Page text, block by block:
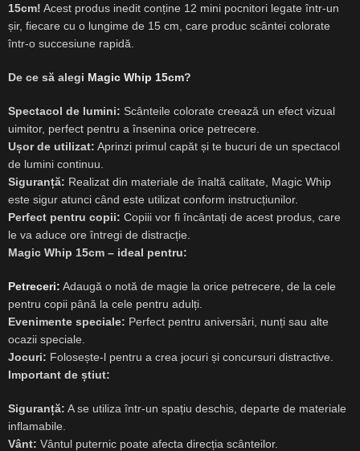
15cm! Acest produs inedit conține 12 mini pocnitori legate într-un
șir, fiecare cu o lungime de 15 cm, care produc scântei colorate
într-o succesiune rapidă.
De ce să alegi Magic Whip 15cm?
Spectacol de lumini: Scânteile colorate creează un efect vizual
uimitor, perfect pentru a însenina orice petrecere.
Ușor de utilizat: Aprinzi primul capăt și te bucuri de un spectacol
de lumini continuu.
Siguranță: Realizat din materiale de înaltă calitate, Magic Whip
este sigur atunci când este utilizat conform instrucțiunilor.
Perfect pentru copii: Copiii vor fi încântați de acest produs, care
le va aduce ore întregi de distracție.
Magic Whip 15cm – ideal pentru:
Petreceri: Adaugă o notă de magie la orice petrecere, de la cele
pentru copii până la cele pentru adulți.
Evenimente speciale: Perfect pentru aniversări, nunți sau alte
ocazii speciale.
Jocuri: Folosește-l pentru a crea jocuri și concursuri distractive.
Important de știut:
Siguranță: A se utiliza într-un spațiu deschis, departe de materiale
inflamabile.
Vânt: Vântul puternic poate afecta direcția scânteilor.